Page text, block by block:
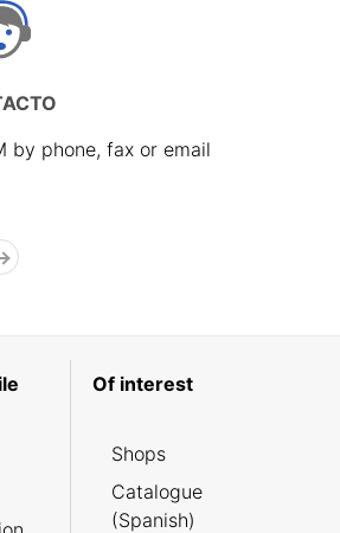
by phone, fax or email
Of interest
Shops
Catalogue
(Spanish)